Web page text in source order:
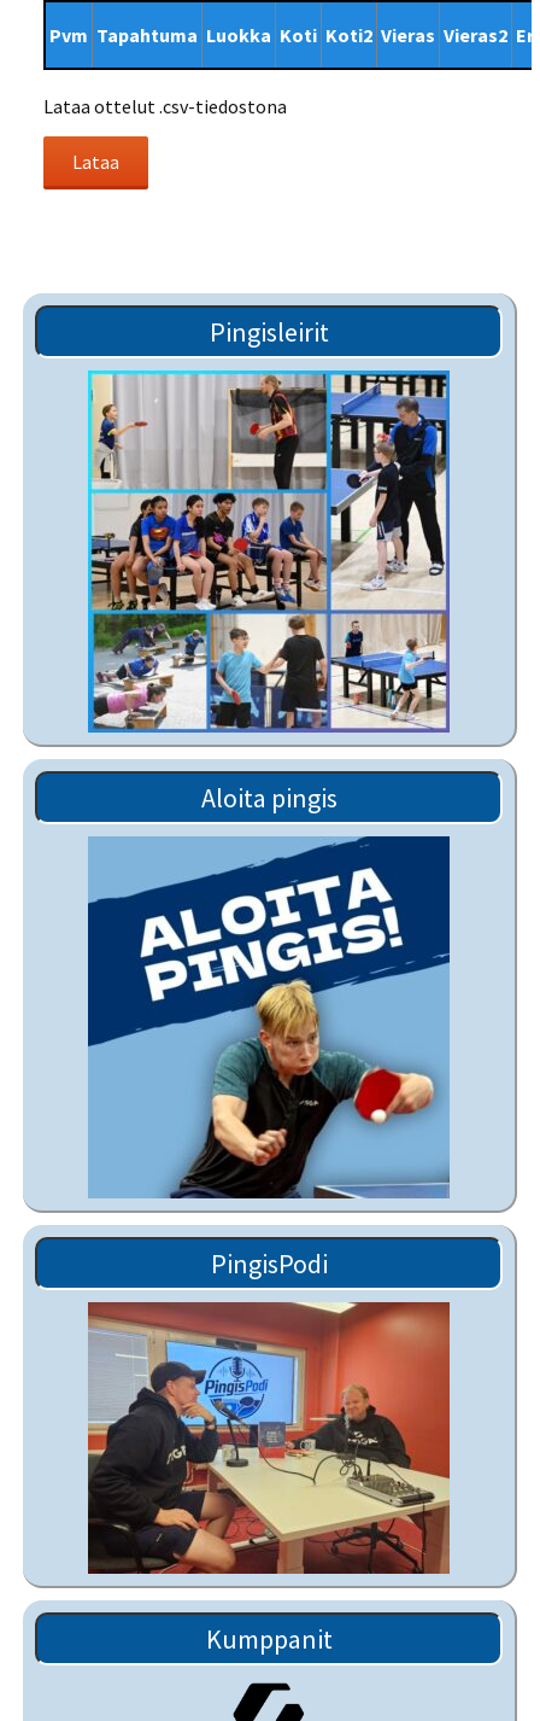
Pvm Tapahtuma Luokka Koti Koti2 Vieras Vieras2
Lataa ottelut .csv-tiedostona
Pingisleirit
Aloita pingis
PingisPodi
Kumppanit